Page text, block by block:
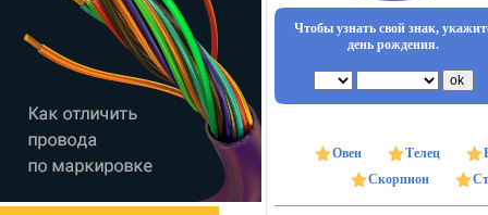
Чтобы узнать свой знак,
день рождения.
Овен Телец
Скорпион